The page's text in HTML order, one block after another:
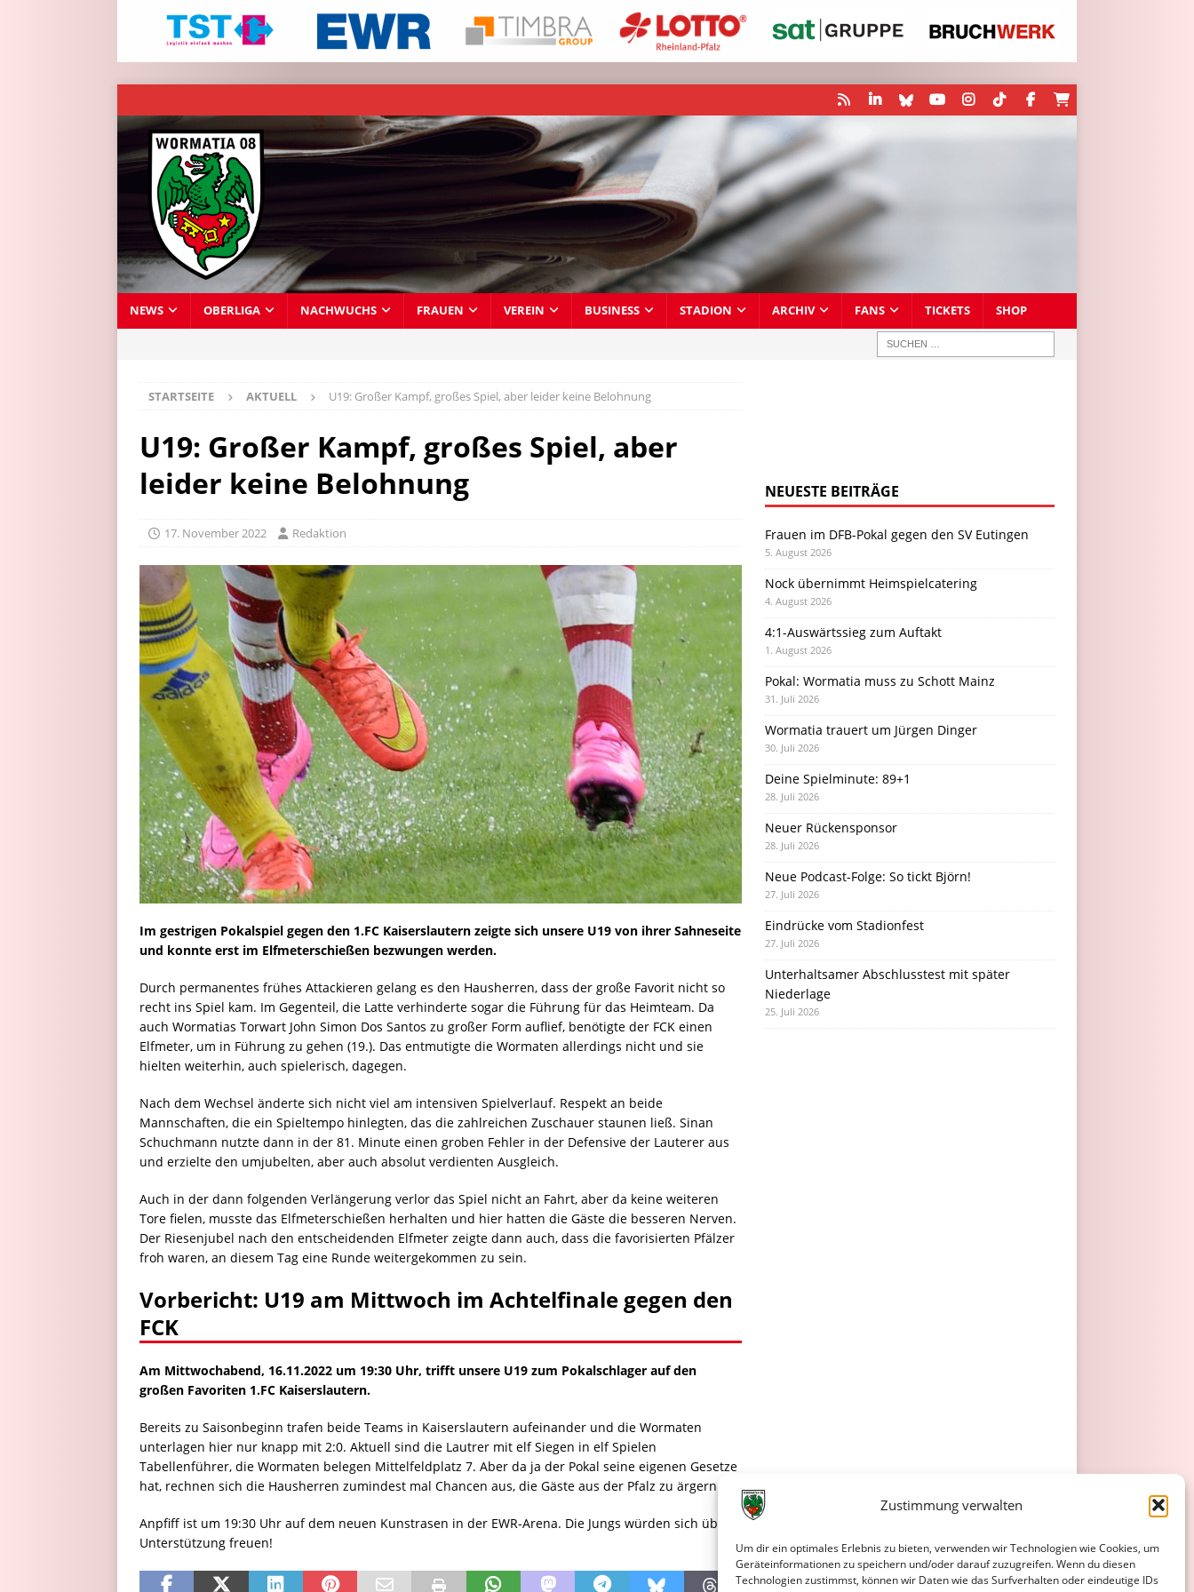
Zustimmung verwalten
Um dir ein optimales Erlebnis zu bieten, verwenden wir Technologien wie Cookies, um
Geräteinformationen zu speichern und/oder darauf zuzugreifen. Wenn du diesen
Technologien zustimmst, können wir Daten wie das Surfverhalten oder eindeutige IDs
NEWS OBERLIGA NACHWUCHS FRAUEN VEREIN BUSINESS STADION ARCHIV FANS TICKETS SHOP
STARTSEITE AKTUELL U19: Großer Kampf, großes Spiel, aber leider keine Belohnung
U19: Großer Kampf, großes Spiel, aber
leider keine Belohnung
17. November 2022 Redaktion
Im gestrigen Pokalspiel gegen den 1.FC Kaiserslautern zeigte sich unsere U19 von ihrer Sahneseite
und konnte erst im Elfmeterschießen bezwungen werden.
Durch permanentes frühes Attackieren gelang es den Hausherren, dass der große Favorit nicht so
recht ins Spiel kam. Im Gegenteil, die Latte verhinderte sogar die Führung für das Heimteam. Da
auch Wormatias Torwart John Simon Dos Santos zu großer Form auflief, benötigte der FCK einen
Elfmeter, um in Führung zu gehen (19.). Das entmutigte die Wormaten allerdings nicht und sie
hielten weiterhin, auch spielerisch, dagegen.
Nach dem Wechsel änderte sich nicht viel am intensiven Spielverlauf. Respekt an beide
Mannschaften, die ein Spieltempo hinlegten, das die zahlreichen Zuschauer staunen ließ. Sinan
Schuchmann nutzte dann in der 81. Minute einen groben Fehler in der Defensive der Lauterer aus
und erzielte den umjubelten, aber auch absolut verdienten Ausgleich.
Auch in der dann folgenden Verlängerung verlor das Spiel nicht an Fahrt, aber da keine weiteren
Tore fielen, musste das Elfmeterschießen herhalten und hier hatten die Gäste die besseren Nerven.
Der Riesenjubel nach den entscheidenden Elfmeter zeigte dann auch, dass die favorisierten Pfälzer
froh waren, an diesem Tag eine Runde weitergekommen zu sein.
Vorbericht: U19 am Mittwoch im Achtelfinale gegen den
FCK
Am Mittwochabend, 16.11.2022 um 19:30 Uhr, trifft unsere U19 zum Pokalschlager auf den
großen Favoriten 1.FC Kaiserslautern.
Bereits zu Saisonbeginn trafen beide Teams in Kaiserslautern aufeinander und die Wormaten
unterlagen hier nur knapp mit 2:0. Aktuell sind die Lautrer mit elf Siegen in elf Spielen
Tabellenführer, die Wormaten belegen Mittelfeldplatz 7. Aber da ja der Pokal seine eigenen Gesetze
hat, rechnen sich die Hausherren zumindest mal Chancen aus, die Gäste aus der Pfalz zu ärgern.
Anpfiff ist um 19:30 Uhr auf dem neuen Kunstrasen in der EWR-Arena. Die Jungs würden sich über
Unterstützung freuen!
NEUESTE BEITRÄGE
Frauen im DFB-Pokal gegen den SV Eutingen
5. August 2026
Nock übernimmt Heimspielcatering
4. August 2026
4:1-Auswärtssieg zum Auftakt
1. August 2026
Pokal: Wormatia muss zu Schott Mainz
31. Juli 2026
Wormatia trauert um Jürgen Dinger
30. Juli 2026
Deine Spielminute: 89+1
28. Juli 2026
Neuer Rückensponsor
28. Juli 2026
Neue Podcast-Folge: So tickt Björn!
27. Juli 2026
Eindrücke vom Stadionfest
27. Juli 2026
Unterhaltsamer Abschlusstest mit später
Niederlage
25. Juli 2026